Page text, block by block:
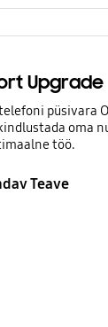
Upgrade
püsivara
oma
töö.
Teave